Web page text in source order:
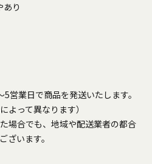
り
営業日で商品を発送いたします。
よって異なります）
場合でも、地域や配送業者の都合
ざいます。